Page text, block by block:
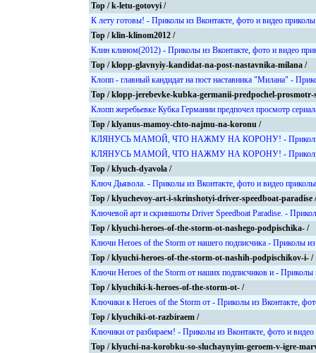
Top / k-letu-gotovyi /
К лету готовы! - Приколы из Вконтакте, фото и видео приколы
Top / klin-klinom2012 /
Клин клином(2012) - Приколы из Вконтакте, фото и видео
Top / klopp-glavnyiy-kandidat-na-post-nastavnika-milana /
Клопп - главный кандидат на пост наставника "Милана" -
Top / klopp-jerebevke-kubka-germanii-predpochel-prosmotr-
Клопп жеребьевке Кубка Германии предпочел просмотр
Top / klyanus-mamoy-chto-najmu-na-koronu /
КЛЯНУСЬ МАМОЙ, ЧТО НАЖМУ НА КОРОНУ! - Приколы из
КЛЯНУСЬ МАМОЙ, ЧТО НАЖМУ НА КОРОНУ! - Приколы из
Top / klyuch-dyavola /
Ключ Дьявола. - Приколы из Вконтакте, фото и видео приколы
Top / klyuchevoy-art-i-skrinshotyi-driver-speedboat-paradise /
Ключевой арт и скриншоты Driver Speedboat Paradise. -
Top / klyuchi-heroes-of-the-storm-ot-nashego-podpischika- /
Ключи Heroes of the Storm от нашего подписчика - Приколы
Top / klyuchi-heroes-of-the-storm-ot-nashih-podpischikov-i- /
Ключи Heroes of the Storm от наших подписчиков и - Приколы
Top / klyuchiki-k-heroes-of-the-storm-ot- /
Ключики к Heroes of the Storm от - Приколы из Вконтакте,
Top / klyuchiki-ot-razbiraem /
Ключики от разбираем! - Приколы из Вконтакте, фото и видео
Top / klyuchi-na-korobku-so-sluchaynyim-geroem-v-igre-